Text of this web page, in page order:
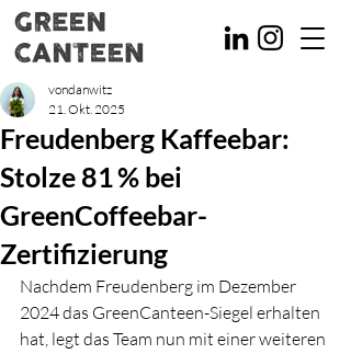
Freudenberg Kaffeebar:
Stolze 81 % bei
GreenCoffeebar-
Zertifizierung
vondanwitz
21. Okt. 2025
Nachdem Freudenberg im Dezember
2024 das GreenCanteen-Siegel erhalten
hat, legt das Team nun mit einer weiteren